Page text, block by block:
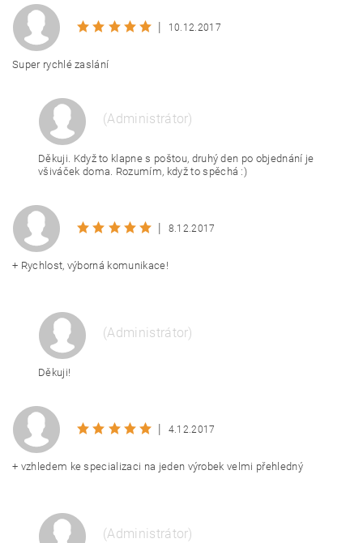
| 10.12.2017
Super rychlé zaslání
(Administrátor)
Děkuji. Když to klapne s poštou, druhý den po objednání je
všiváček doma. Rozumím, když to spěchá :)
| 8.12.2017
+ Rychlost, výborná komunikace!
(Administrátor)
Děkuji!
| 4.12.2017
+ vzhledem ke specializaci na jeden výrobek velmi přehledný
(Administrátor)